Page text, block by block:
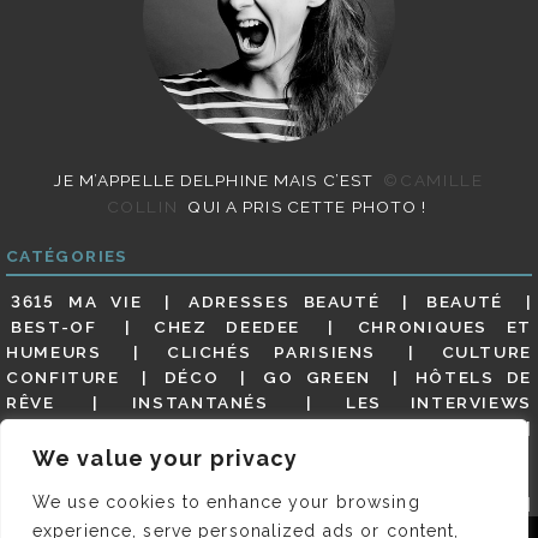
We value your privacy
We use cookies to enhance your browsing
experience, serve personalized ads or content,
JE M’APPELLE DELPHINE MAIS C’EST
©CAMILLE
COLLIN
QUI A PRIS CETTE PHOTO !
CATÉGORIES
3615 MA VIE ADRESSES BEAUTÉ
BEAUTÉ
BEST-OF
CHEZ DEEDEE
CHRONIQUES ET
HUMEURS
CLICHÉS PARISIENS
CULTURE
CONFITURE
DÉCO GO GREEN
HÔTELS DE
RÊVE
INSTANTANÉS
LES INTERVIEWS
MES ADRESSES
MODE NON CLASSÉ
GUIDE
PARIS EN PHOTOS
RESTAURANTS
REVUE DE PRESSE DÉTAILLÉE, SIOU PLAIT